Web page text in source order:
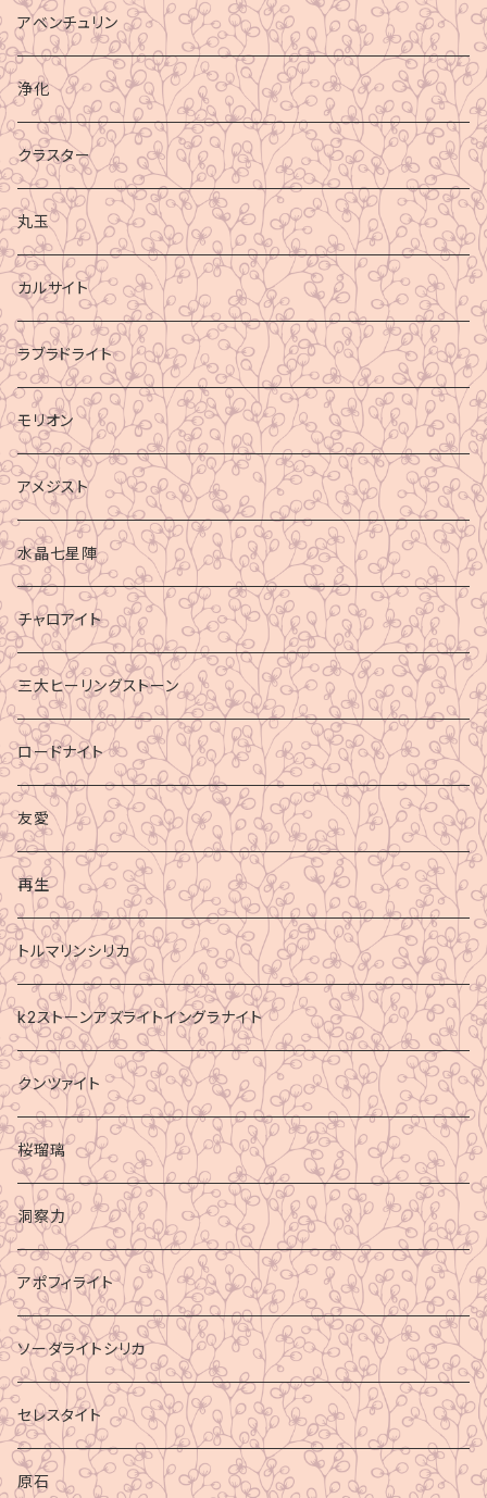
アベンチュリン
浄化
クラスター
丸玉
カルサイト
ラブラドライト
モリオン
アメジスト
水晶七星陣
チャロアイト
三大ヒーリングストーン
ロードナイト
友愛
再生
トルマリンシリカ
k2ストーンアズライトイングラナイト
クンツァイト
桜瑠璃
洞察力
アポフィライト
ソーダライトシリカ
セレスタイト
原石